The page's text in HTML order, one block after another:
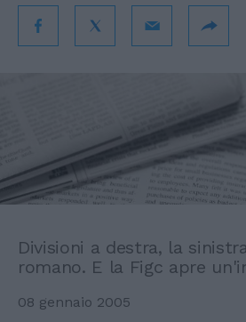
Divisioni a destra, la
romano. E la Figc apre
08 gennaio 2005